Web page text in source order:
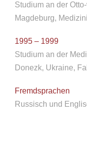
Studium an der
Magdeburg,
1995 – 1999
Studium an der
Donezk, Ukraine,
Fremdsprachen
Russisch und